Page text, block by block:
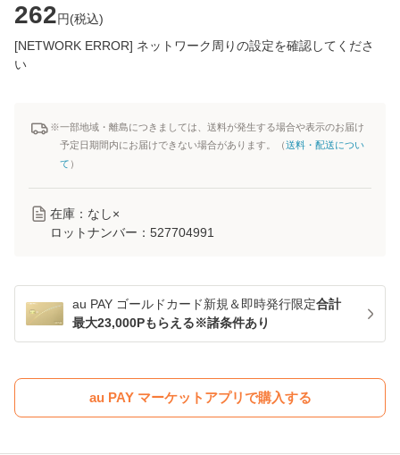
262円(税込)
[NETWORK ERROR] ネットワーク周りの設定を確認してくださ
い
※一部地域・離島につきましては、送料が発生する場合や表示のお届け
予定日期間内にお届けできない場合があります。（送料・配送につい
て ）
在庫：なし×
ロットナンバー： 527704991
au PAY ゴールドカード新規＆即時発行限定合計
最大23,000Pもらえる※諸条件あり
au PAY マーケットアプリで購入する